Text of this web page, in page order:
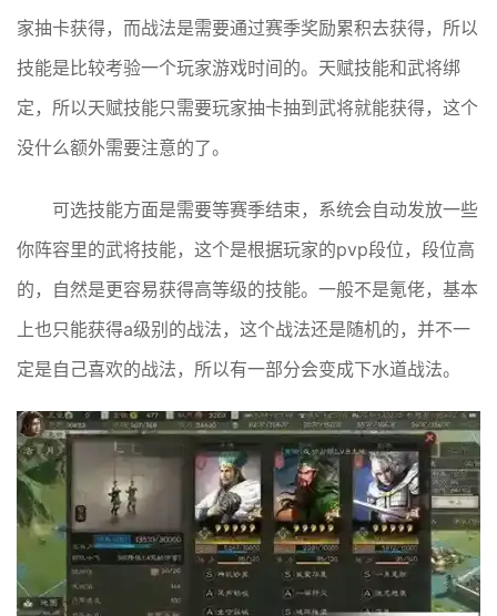
家抽卡获得，而战法是需要通过赛季奖励累积去获得，所以
技能是比较考验一个玩家游戏时间的。天赋技能和武将绑
定，所以天赋技能只需要玩家抽卡抽到武将就能获得，这个
没什么额外需要注意的了。
可选技能方面是需要等赛季结束，系统会自动发放一些
你阵容里的武将技能，这个是根据玩家的pvp段位，段位高
的，自然是更容易获得高等级的技能。一般不是氪佬，基本
上也只能获得a级别的战法，这个战法还是随机的，并不一
定是自己喜欢的战法，所以有一部分会变成下水道战法。